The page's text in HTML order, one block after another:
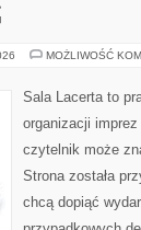
MOŻLIWOŚĆ
Sala Lacerta to
organizacji
czytelnik może
Strona została
chcą dopiąć